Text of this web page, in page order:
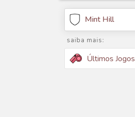
Mint Hill
saiba mais:
Últimos Jogos